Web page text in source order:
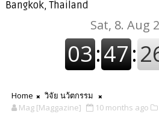
Bangkok, Thailand
Home
วิจัย นว้ตกรรม
Mag [Maggazine]
10 months ago